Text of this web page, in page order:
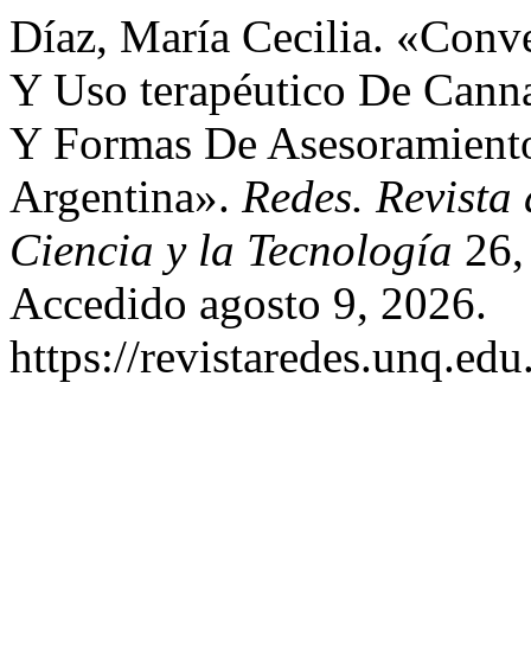
Díaz, María Cecilia.
Y Uso terapéutico De
Y Formas De
Argentina». Redes.
Ciencia y la Tecnología
Accedido agosto 9, 2026.
https://